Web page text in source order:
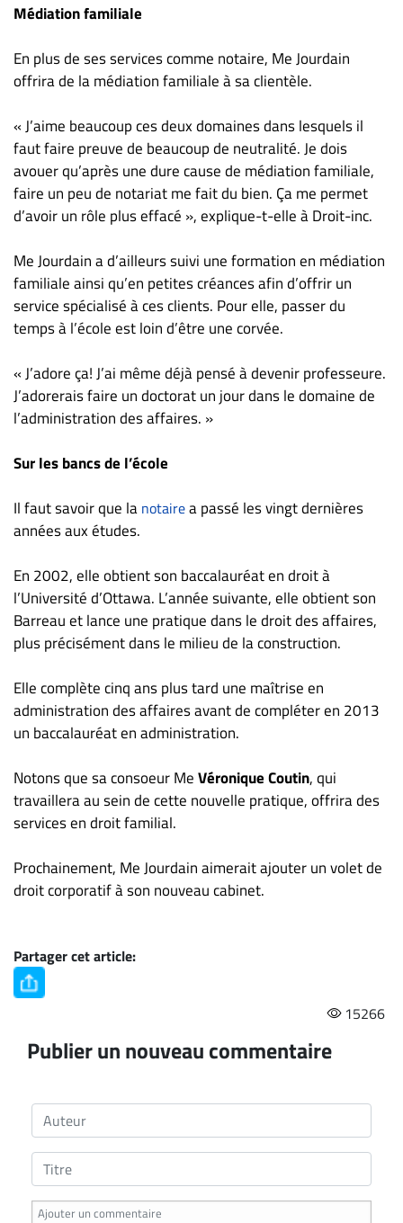
Nous
À
propos
Infolettre
S’abonner
FAQ
Politique de
confidentialité
Médiation familiale
En plus de ses services comme notaire, Me Jourdain
offrira de la médiation familiale à sa clientèle.
« J’aime beaucoup ces deux domaines dans lesquels il
faut faire preuve de beaucoup de neutralité. Je dois
avouer qu’après une dure cause de médiation familiale,
faire un peu de notariat me fait du bien. Ça me permet
d’avoir un rôle plus effacé », explique-t-elle à Droit-inc.
Me Jourdain a d’ailleurs suivi une formation en médiation
familiale ainsi qu’en petites créances afin d’offrir un
service spécialisé à ces clients. Pour elle, passer du
temps à l’école est loin d’être une corvée.
« J’adore ça! J’ai même déjà pensé à devenir professeure.
J’adorerais faire un doctorat un jour dans le domaine de
l’administration des affaires. »
Sur les bancs de l’école
Il faut savoir que la notairea passé les vingt dernières
années aux études.
En 2002, elle obtient son baccalauréat en droit à
l’Université d’Ottawa. L’année suivante, elle obtient son
Barreau et lance une pratique dans le droit des affaires,
plus précisément dans le milieu de la construction.
Elle complète cinq ans plus tard une maîtrise en
administration des affaires avant de compléter en 2013
un baccalauréat en administration.
Notons que sa consoeur MeVéronique Coutin, qui
travaillera au sein de cette nouvelle pratique, offrira des
services en droit familial.
Prochainement, Me Jourdain aimerait ajouter un volet de
droit corporatif à son nouveau cabinet.
Partager cet article:
15266
Publier un nouveau commentaire